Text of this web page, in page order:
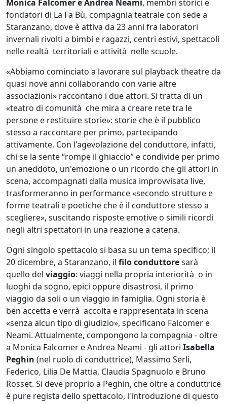
Monica Falcomer e Andrea Neami, membri storici e
fondatori di La Fa Bù, compagnia teatrale con sede a
Staranzano, dove è attiva da 23 anni fra laboratori
invernali rivolti a bimbi e ragazzi, centri estivi, spettacoli
nelle realtà territoriali e attività nelle scuole.
«Abbiamo cominciato a lavorare sul playback theatre da
quasi nove anni collaborando con varie altre
associazioni» raccontano i due attori. Si tratta di un
«teatro di comunità che mira a creare rete tra le
persone e restituire storie»: storie che è il pubblico
stesso a raccontare per primo, partecipando
attivamente. Con l'agevolazione del conduttore, infatti,
chi se la sente “rompe il ghiaccio” e condivide per primo
un aneddoto, un'emozione o un ricordo che gli attori in
scena, accompagnati dalla musica improvvisata live,
trasformeranno in performance «secondo strutture e
forme teatrali e poetiche che è il conduttore stesso a
scegliere», suscitando risposte emotive o simili ricordi
negli altri spettatori in una reazione a catena.
Ogni singolo spettacolo si basa su un tema specifico; il
20 dicembre, a Staranzano, il filo conduttoresarà
quello del viaggio: viaggi nella propria interiorità o in
luoghi da sogno, epici oppure disastrosi, il primo
viaggio da soli o un viaggio in famiglia. Ogni storia è
ben accetta e verrà accolta e rappresentata in scena
«senza alcun tipo di giudizio», specificano Falcomer e
Neami. Attualmente, compongono la compagnia - oltre
a Monica Falcomer e Andrea Neami - gli attori Isabella
Peghin (nel ruolo di conduttrice), Massimo Serli,
Federico, Lilia De Mattia, Claudia Spagnuolo e Bruno
Rosset. Si deve proprio a Peghin, che oltre a conduttrice
è pure regista dello spettacolo, l'introduzione di questo